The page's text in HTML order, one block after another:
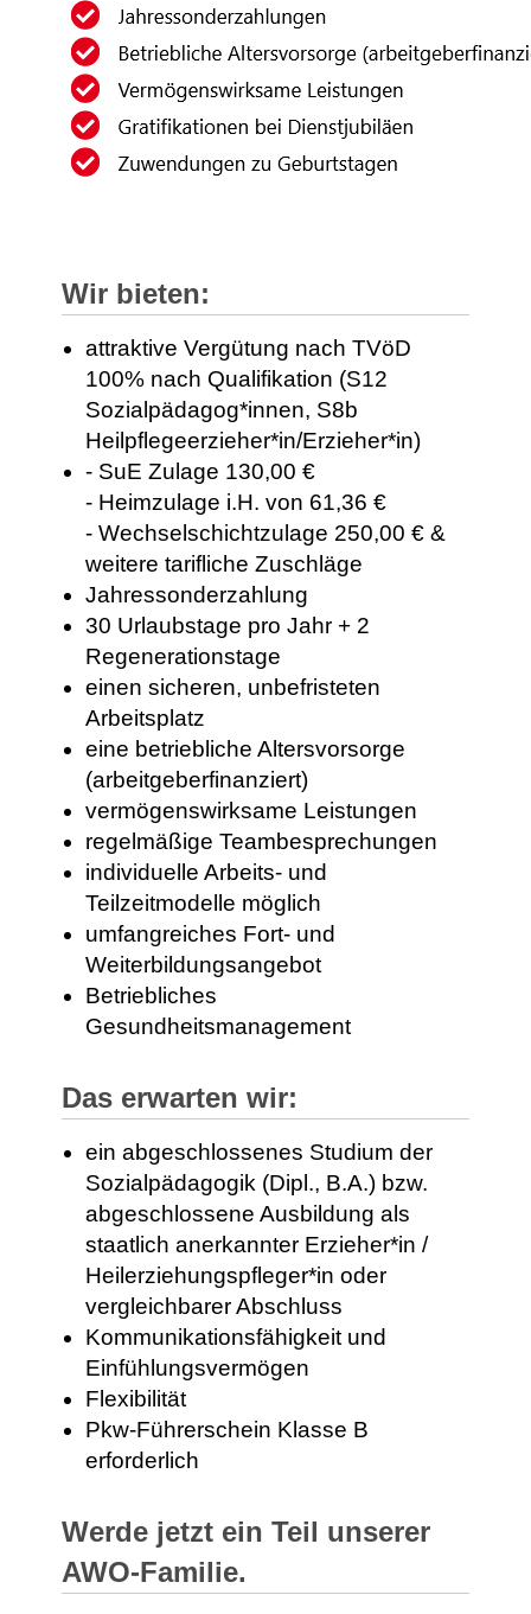
Wir bieten:
attraktive Vergütung nach TVöD
100% nach Qualifikation (S12
Sozialpädagog*innen, S8b
Heilpflegeerzieher*in/Erzieher*in)
- SuE Zulage 130,00 €
- Heimzulage i.H. von 61,36 €
- Wechselschichtzulage 250,00 € &
weitere tarifliche Zuschläge
Jahressonderzahlung
30 Urlaubstage pro Jahr + 2
Regenerationstage
einen sicheren, unbefristeten
Arbeitsplatz
eine betriebliche Altersvorsorge
(arbeitgeberfinanziert)
vermögenswirksame Leistungen
regelmäßige Teambesprechungen
individuelle Arbeits- und
Teilzeitmodelle möglich
umfangreiches Fort- und
Weiterbildungsangebot
Betriebliches
Gesundheitsmanagement
Das erwarten wir:
ein abgeschlossenes Studium der
Sozialpädagogik (Dipl., B.A.) bzw.
abgeschlossene Ausbildung als
staatlich anerkannter Erzieher*in /
Heilerziehungspfleger*in oder
vergleichbarer Abschluss
Kommunikationsfähigkeit und
Einfühlungsvermögen
Flexibilität
Pkw-Führerschein Klasse B
erforderlich
Werde jetzt ein Teil unserer
AWO-Familie.